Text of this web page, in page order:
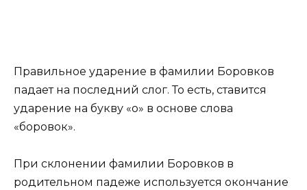
Правильное ударение в фамилии Боровков
падает на последний слог. То есть, ставится
ударение на букву «о» в основе слова
«боровок».
При склонении фамилии Боровков в
родительном падеже используется окончание